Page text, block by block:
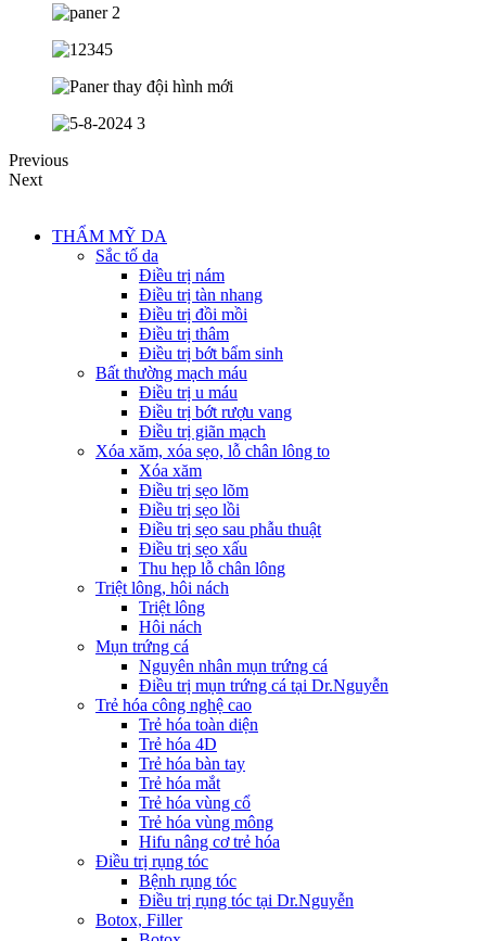
Previous
Next
THẨM MỸ DA
Sắc tố da
Điều trị nám
Điều trị tàn nhang
Điều trị đồi mồi
Điều trị thâm
Điều trị bớt bẩm sinh
Bất thường mạch máu
Điều trị u máu
Điều trị bớt rượu vang
Điều trị giãn mạch
Xóa xăm, xóa sẹo, lỗ chân lông to
Xóa xăm
Điều trị sẹo lõm
Điều trị sẹo lồi
Điều trị sẹo sau phẫu thuật
Điều trị sẹo xấu
Thu hẹp lỗ chân lông
Triệt lông, hôi nách
Triệt lông
Hôi nách
Mụn trứng cá
Nguyên nhân mụn trứng cá
Điều trị mụn trứng cá tại Dr.Nguyễn
Trẻ hóa công nghệ cao
Trẻ hóa toàn diện
Trẻ hóa 4D
Trẻ hóa bàn tay
Trẻ hóa mắt
Trẻ hóa vùng cổ
Trẻ hóa vùng mông
Hifu nâng cơ trẻ hóa
Điều trị rụng tóc
Bệnh rụng tóc
Điều trị rụng tóc tại Dr.Nguyễn
Botox, Filler